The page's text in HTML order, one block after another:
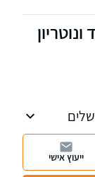
אזרחי
לפועל
ייעוץ אישי